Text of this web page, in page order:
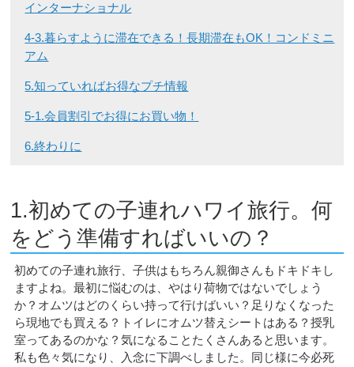
インターナショナル
4-3.暮らすように滞在できる！長期滞在もOK！コンドミニ
アム
5.知っていればお得なプチ情報
5-1.会員割引でお得にお買い物！
6.終わりに
1.初めての子連れハワイ旅行。何
をどう準備すればいいの？
初めての子連れ旅行、子供はもちろん親御さんもドキドキし
ますよね。最初に悩むのは、やはり荷物ではないでしょう
か？オムツはどのくらい持って行けばいい？足りなくなった
ら現地でも買える？トイレにオムツ替えシートはある？授乳
室ってあるのかな？気になることたくさんあると思います。
私も色々気になり、入念に下調べしました。同じ様に今必死